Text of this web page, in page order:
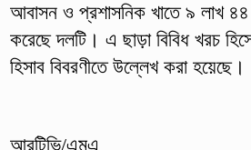
আবাসন ও প্রশাসনিক খাতে ৯ লাখ ৪৪
করেছে দলটি। এ ছাড়া বিবিধ খরচ
হিসাব বিবরণীতে উল্লেখ করা হয়েছে।
আরটিভি/এমএ